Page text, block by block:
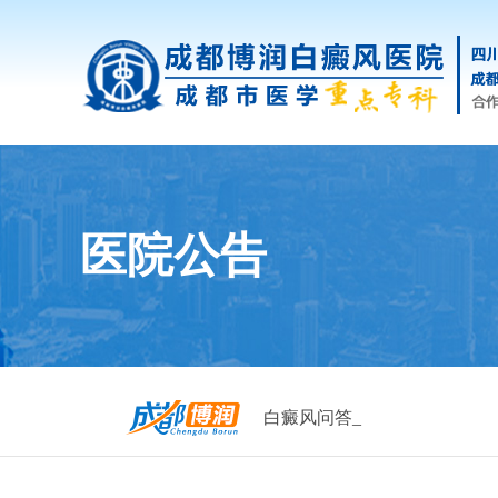
医院公告
白癜风问答_